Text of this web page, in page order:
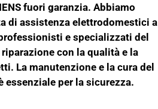
fuori garanzia. Abbiamo
di assistenza elettrodomestici a
e specializzati del
con la qualità e la
La manutenzione e la cura del
per la sicurezza.